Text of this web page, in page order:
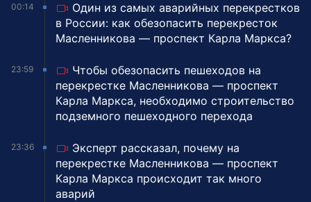
00:14
Один из самых аварийных перекрестков
в России: как обезопасить перекресток
Масленникова — проспект Карла Маркса?
23:59
Чтобы обезопасить пешеходов на
перекрестке Масленникова — проспект
Карла Маркса, необходимо строительство
подземного пешеходного перехода
23:36
Эксперт рассказал, почему на
перекрестке Масленникова — проспект
Карла Маркса происходит так много
аварий